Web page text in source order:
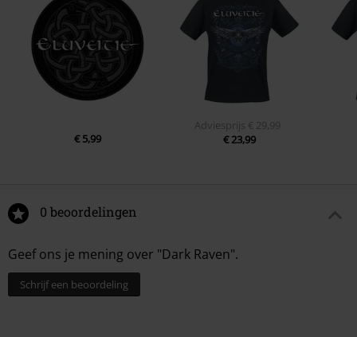
€ 5,99
Adviesprijs
€ 29,99
€ 23,99
0 beoordelingen
Geef ons je mening over "Dark Raven".
Schrijf een beoordeling